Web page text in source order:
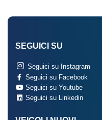
SEGUICI SU
Seguici su Instagram
Seguici su Facebook
Seguici su Youtube
Seguici su Linkedin